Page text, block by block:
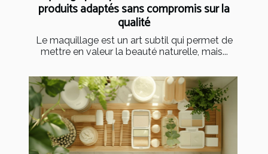
produits adaptés sans compromis sur la
qualité
Le maquillage est un art subtil qui permet de
mettre en valeur la beauté naturelle, mais...